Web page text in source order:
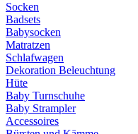
Socken
Badsets
Babysocken
Matratzen
Schlafwagen
Dekoration Beleuchtung
Hüte
Baby Turnschuhe
Baby Strampler
Accessoires